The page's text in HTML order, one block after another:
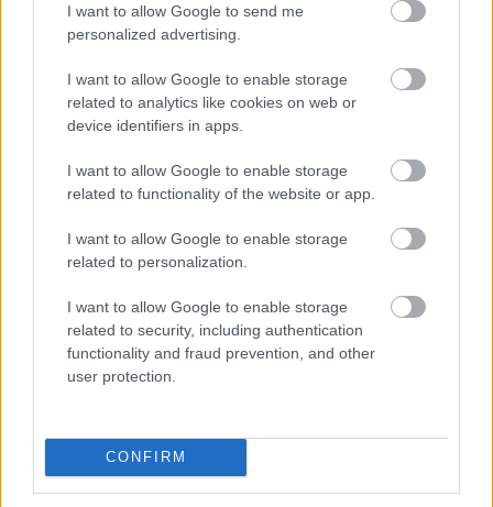
I want to allow Google to send me
personalized advertising.
I want to allow Google to enable storage
related to analytics like cookies on web or
device identifiers in apps.
I want to allow Google to enable storage
related to functionality of the website or app.
I want to allow Google to enable storage
related to personalization.
I want to allow Google to enable storage
related to security, including authentication
functionality and fraud prevention, and other
user protection.
CONFIRM
Hírlevél feliratkozás
Adja
meg e-mail címét:
Megismertem és elfogadom aGDPR-szabályzat
Nem szeretne lemaradni semmiről? Csak egy kattintás, és hírlevelünk a
legfrissebb információkkal és exkluzív tartalmakkal hétről hétre
postaládájába érkezik!